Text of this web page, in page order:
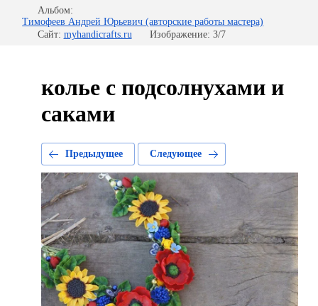
Альбом:
Тимофеев Андрей Юрьевич (авторские работы мастера)
Сайт: myhandicrafts.ru Изображение: 3/7
колье с подсолнухами и
саками
Предыдущее Следующее